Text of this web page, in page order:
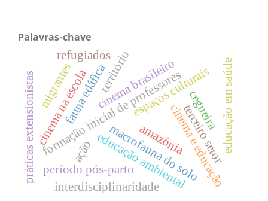
Palavras-chave
espaços culturais
formação inicial de professores
práticas extensionistas amazônia
macrofauna do solo
fauna edáfica
educação ambientalcinema e educação
cinema na escolacinema brasileiro
terceiro setor
interdisciplinaridade
território educação em saúde
período pós-parto
refugiados
migrantes cegueira
ação